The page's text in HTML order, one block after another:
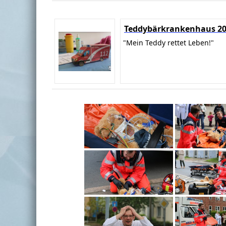
Teddybärkrankenhaus
"Mein Teddy rettet Leben!"